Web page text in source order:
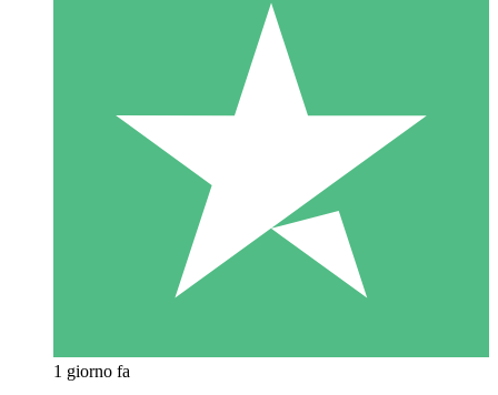
1 giorno fa